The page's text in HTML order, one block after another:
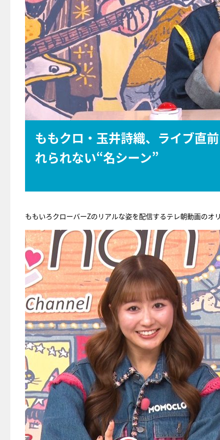
ももクロ・玉井詩織、ライブ直
れられない“名シーン”
ももいろクローバーZのリアルな姿を配信するテレ朝動画のオ